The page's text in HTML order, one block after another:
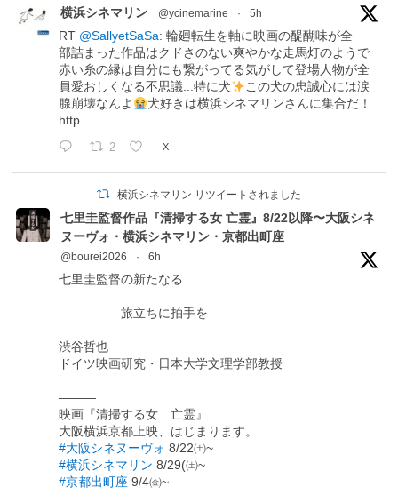
横浜シネマリン @ycinemarine · 5h
RT @SallyetSaSa: 輪廻転生を軸に映画の醍醐味が全
部詰まった作品はクドさのない爽やかな走馬灯のようで
赤い糸の縁は自分にも繋がってる気がして登場人物が全
員愛おしくなる不思議...特に犬
この犬の忠誠心には涙
腺崩壊なんよ
犬好きは横浜シネマリンさんに集合だ！
http…
2 X
横浜シネマリン リツイートされました
七里圭監督作品『清掃する女 亡霊』8/22以降〜大阪シネ
ヌーヴォ・横浜シネマリン・京都出町座
@bourei2026 · 6h
七里圭監督の新たなる
旅立ちに拍手を
渋谷哲也
ドイツ映画研究・日本大学文理学部教授
―――
映画『清掃する女 亡霊』
大阪横浜京都上映、はじまります。
#大阪シネヌーヴォ 8/22㈯~
#横浜シネマリン 8/29(㈯~
#京都出町座 9/4㈮~